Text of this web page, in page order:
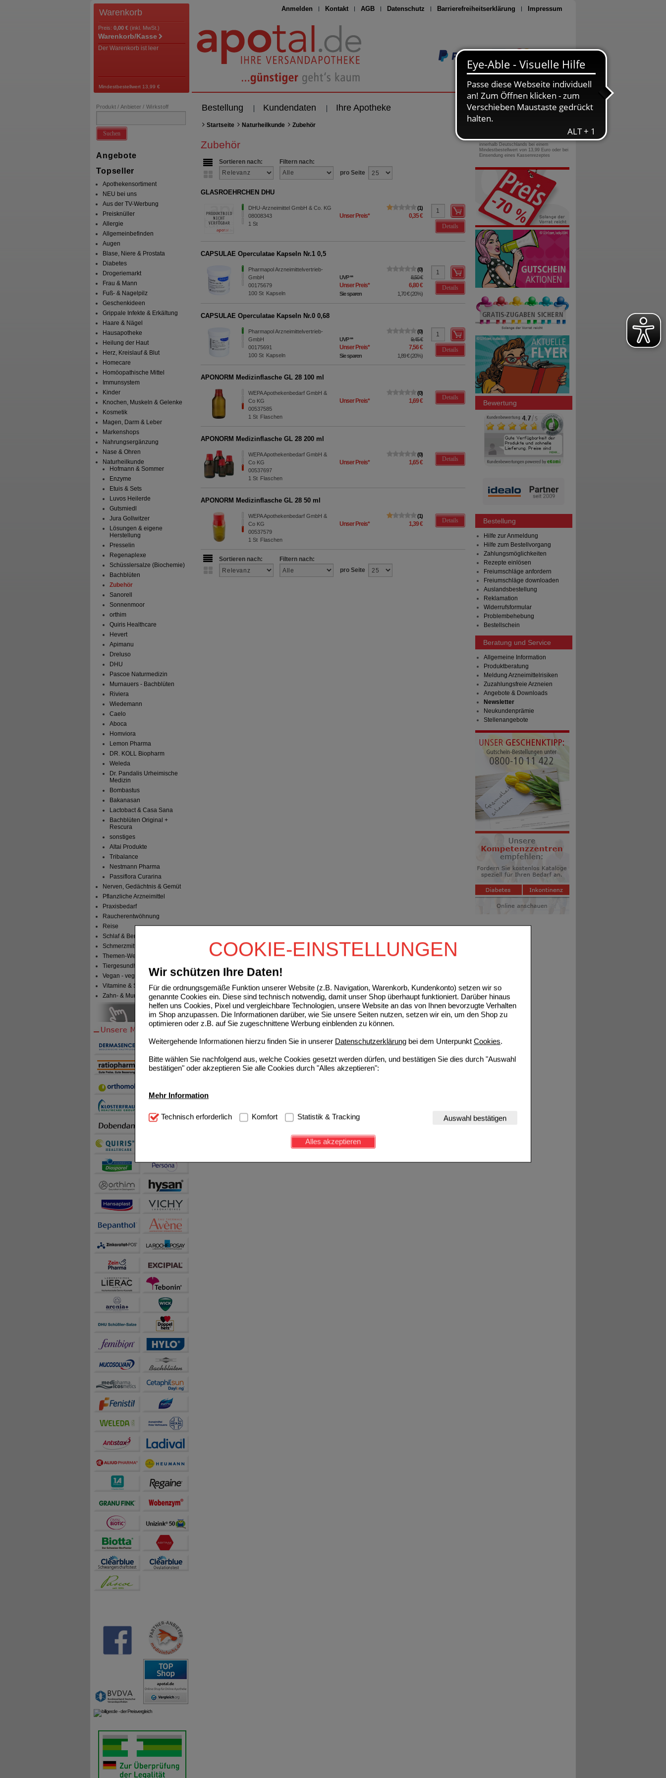
COOKIE-EINSTELLUNGEN
Wir schützen Ihre Daten!
Für die ordnungsgemäße Funktion unserer Website (z.B. Navigation, Warenkorb, Kundenkonto) setzen wir so
genannte Cookies ein. Diese sind technisch notwendig, damit unser Shop überhaupt funktioniert. Darüber hinaus
helfen uns Cookies, Pixel und vergleichbare Technologien, unsere Website an das von Ihnen bevorzugte Verhalten
im Shop anzupassen. Die Informationen darüber, wie Sie unsere Seiten nutzen, setzen wir ein, um den Shop zu
optimieren oder z.B. auf Sie zugeschnittene Werbung einblenden zu können.
Weitergehende Informationen hierzu finden Sie in unserer Datenschutzerklärung bei dem Unterpunkt Cookies.
Bitte wählen Sie nachfolgend aus, welche Cookies gesetzt werden dürfen, und bestätigen Sie dies durch "Auswahl
bestätigen" oder akzeptieren Sie alle Cookies durch "Alles akzeptieren":
Mehr Information
Technisch Notwendig: Hierbei handelt es sich um Cookies, die für die Grundfunktionen unserer Website
notwendig sind (z.B. Navigation, Warenkorb, Kundenkonto), weshalb auf diese nicht verzichtet werden kann.
Diese Cookies werden genutzt um das Einkaufserlebnis noch ansprechender zu gestalten,
beispielsweise für die Wiedererkennung des Besuchers oder unsere Seite an bevorzugte Verhaltensweisen (z.B.
Inhalte anzuzeigen und unser Partnerprogramm zu betreiben.
Statistik & Tracking:
sammeln, mit deren Hilfe wir unsere Website weiter für Sie optimieren können, den Inhalt auf unserer Website aber
auch die Werbung auf Drittseiten möglichst relevant für Sie zu gestalten. Bitte beachten Sie, dass Daten hierfür
teilweise an Dritte wie z.B. Google oder soziale Medien übertragen werden.
Technisch erforderlich Komfort Statistik & Tracking Auswahl bestätigen
Alles akzeptieren
Anmelden Kontakt AGB Datenschutz Barrierefreiheitserklärung Impressum
Seite drucken
Warenkorb
Preis: 0,00 € (inkl. MwSt.)
Warenkorb/Kasse
Der Warenkorb ist leer
Mindestbestellwert 13,99 €
Bestellung Kundendaten Ihre Apotheke
Produkt / Anbieter / Wirkstoff
Suchen
Angebote
Topseller
Apothekensortiment
NEU bei uns
Aus der TV-Werbung
Preisknüller
Allergie
Allgemeinbefinden
Augen
Blase, Niere & Prostata
Diabetes
Drogeriemarkt
Frau & Mann
Fuß- & Nagelpilz
Geschenkideen
Grippale Infekte & Erkältung
Haare & Nägel
Hausapotheke
Heilung der Haut
Herz, Kreislauf & Blut
Homecare
Homöopathische Mittel
Immunsystem
Kinder
Knochen, Muskeln & Gelenke
Kosmetik
Magen, Darm & Leber
Markenshops
Nahrungsergänzung
Nase & Ohren
Naturheilkunde
Hofmann & Sommer
Enzyme
Etuis & Sets
Luvos Heilerde
Gutsmiedl
Jura Gollwitzer
Lösungen & eigene
Herstellung
Presselin
Regenaplexe
Schüsslersalze (Biochemie)
Bachblüten
Zubehör
Sanorell
Sonnenmoor
orthim
Quiris Healthcare
Hevert
Apimanu
Dreluso
DHU
Pascoe Naturmedizin
Murnauers - Bachblüten
Riviera
Wiedemann
Caelo
Aboca
Homviora
Lemon Pharma
DR. KOLL Biopharm
Weleda
Dr. Pandalis Urheimische
Medizin
Bombastus
Bakanasan
Lactobact & Casa Sana
Bachblüten Original +
Rescura
sonstiges
Altai Produkte
Tribalance
Nestmann Pharma
Passiflora Curarina
Nerven, Gedächtnis & Gemüt
Pflanzliche Arzneimittel
Praxisbedarf
Raucherentwöhnung
Reise
Schlaf & Beruhigung
Schmerzmittel
Themen-Welten
Tiergesundheit & Tierbedarf
Vegan - vegetarisch
Vitamine & Sport
Zahn- & Mundpflege
Startseite Naturheilkunde Zubehör
Zubehör
Sortieren nach:
Filtern nach:
pro Seite
GLASROEHRCHEN DHU
DHU-Arzneimittel GmbH & Co. KG
08008343
1St
1
Unser Preis*
0,35 €
Details
CAPSULAE Operculatae Kapseln Nr.1 0,5
Pharmapol Arzneimittelvertrieb-
GmbH
00175679
100St Kapseln
0
UVP** 8,50 €
Unser Preis* 6,80 €
Sie sparen 1,70 €(20%)
Details
CAPSULAE Operculatae Kapseln Nr.0 0,68
Pharmapol Arzneimittelvertrieb-
GmbH
00175691
100St Kapseln
0
UVP** 9,45 €
Unser Preis* 7,56 €
Sie sparen 1,89 €(20%)
Details
APONORM Medizinflasche GL 28 100 ml
WEPA Apothekenbedarf GmbH &
Co KG
00537585
1St Flaschen
0
Unser Preis* 1,69 €
Details
APONORM Medizinflasche GL 28 200 ml
WEPA Apothekenbedarf GmbH &
Co KG
00537697
1St Flaschen
0
Unser Preis* 1,65 €
Details
APONORM Medizinflasche GL 28 50 ml
WEPA Apothekenbedarf GmbH &
Co KG
00537579
1St Flaschen
1
Unser Preis* 1,39 €
Details
Sortieren nach:
Filtern nach:
pro Seite
0800-10 11 422
gebührenfreie Rufnummer
innerhalb Deutschlands bei einem
Mindestbestellwert von 13,99 Euro oder bei
Einsendung eines Kassenrezeptes
Bewertung
Bestellung
Hilfe zur Anmeldung
Hilfe zum Bestellvorgang
Zahlungsmöglichkeiten
Rezepte einlösen
Freiumschläge anfordern
Freiumschläge downloaden
Auslandsbestellung
Reklamation
Widerrufsformular
Problembehebung
Bestellschein
Beratung und Service
Allgemeine Information
Produktberatung
Meldung Arzneimittelrisiken
Zuzahlungsfreie Arzneien
Angebote & Downloads
Newsletter
Neukundenprämie
Stellenangebote